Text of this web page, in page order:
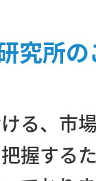
究所
る、市
握する